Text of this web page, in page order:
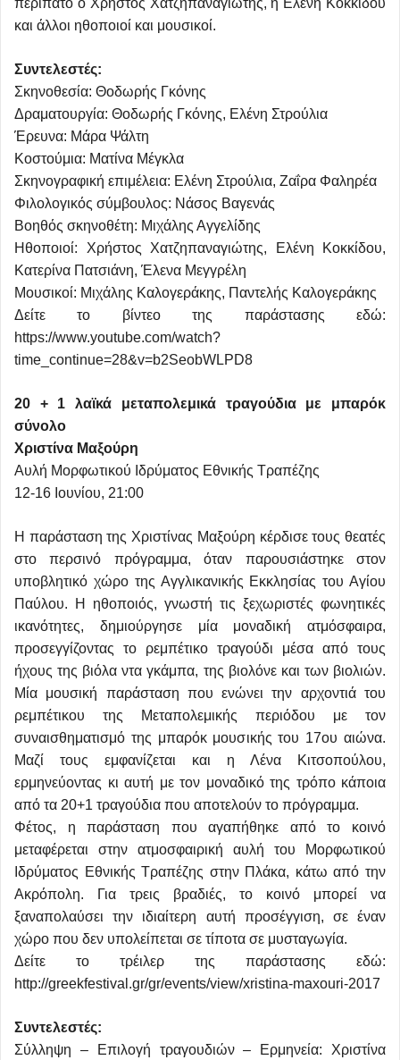
και άλλοι ηθοποιοί και μουσικοί.
Συντελεστές:
Σκηνοθεσία: Θοδωρής Γκόνης
Δραματουργία: Θοδωρής Γκόνης, Ελένη Στρούλια
Έρευνα: Μάρα Ψάλτη
Κοστούμια: Ματίνα Μέγκλα
Σκηνογραφική επιμέλεια: Ελένη Στρούλια, Ζαΐρα Φαληρέα
Φιλολογικός σύμβουλος: Νάσος Βαγενάς
Βοηθός σκηνοθέτη: Μιχάλης Αγγελίδης
Ηθοποιοί: Χρήστος Χατζηπαναγιώτης, Ελένη Κοκκίδου,
Κατερίνα Πατσιάνη, Έλενα Μεγγρέλη
Μουσικοί: Μιχάλης Καλογεράκης, Παντελής Καλογεράκης
Δείτε το βίντεο της παράστασης εδώ:
https://www.youtube.com/watch?
time_continue=28&v=b2SeobWLPD8
20 + 1 λαϊκά μεταπολεμικά τραγούδια με μπαρόκ
σύνολο
Χριστίνα Μαξούρη
Αυλή Μορφωτικού Ιδρύματος Εθνικής Τραπέζης
12-16 Ιουνίου, 21:00
Η παράσταση της Χριστίνας Μαξούρη κέρδισε τους θεατές
στο περσινό πρόγραμμα, όταν παρουσιάστηκε στον
υποβλητικό χώρο της Αγγλικανικής Εκκλησίας του Αγίου
Παύλου. Η ηθοποιός, γνωστή τις ξεχωριστές φωνητικές
ικανότητες, δημιούργησε μία μοναδική ατμόσφαιρα,
προσεγγίζοντας το ρεμπέτικο τραγούδι μέσα από τους
ήχους της βιόλα ντα γκάμπα, της βιολόνε και των βιολιών.
Μία μουσική παράσταση που ενώνει την αρχοντιά του
ρεμπέτικου της Μεταπολεμικής περιόδου με τον
συναισθηματισμό της μπαρόκ μουσικής του 17ου αιώνα.
Μαζί τους εμφανίζεται και η Λένα Κιτσοπούλου,
ερμηνεύοντας κι αυτή με τον μοναδικό της τρόπο κάποια
από τα 20+1 τραγούδια που αποτελούν το πρόγραμμα.
Φέτος, η παράσταση που αγαπήθηκε από το κοινό
μεταφέρεται στην ατμοσφαιρική αυλή του Μορφωτικού
Ιδρύματος Εθνικής Τραπέζης στην Πλάκα, κάτω από την
Ακρόπολη. Για τρεις βραδιές, το κοινό μπορεί να
ξαναπολαύσει την ιδιαίτερη αυτή προσέγγιση, σε έναν
χώρο που δεν υπολείπεται σε τίποτα σε μυσταγωγία.
Δείτε το τρέιλερ της παράστασης εδώ:
http://greekfestival.gr/gr/events/view/xristina-maxouri-2017
Συντελεστές:
Σύλληψη – Επιλογή τραγουδιών – Ερμηνεία: Χριστίνα